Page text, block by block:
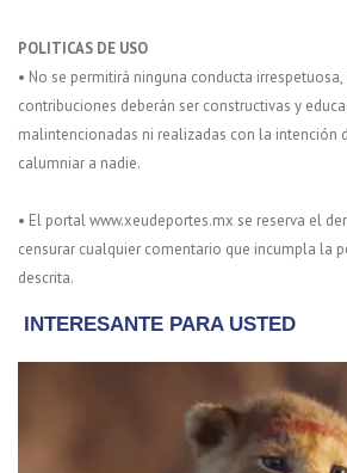
POLITICAS DE USO
• No se permitirá ninguna conducta
contribuciones deberán ser constructivas y
malintencionadas ni realizadas con la intención
calumniar a nadie.
• El portal www.xeudeportes.mx se reserva el
censurar cualquier comentario que incumpla la
descrita.